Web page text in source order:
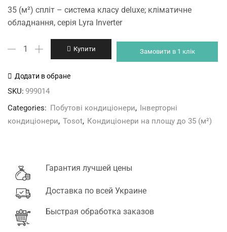
was:
is:
35 (м²) спліт – система класу deluxe; кліматичне
обладнання, серія Lyra Inverter
Tosot
12W
Купити Замовити в 1 клік
Додати в обране
SKU: 999014
Categories: Побутові кондиціонери, Інверторні
кондиціонери, Tosot, Кондиціонери на площу до 35 (м²)
Гарантия лучшей цены
Доставка по всей Украине
Быстрая обработка заказов